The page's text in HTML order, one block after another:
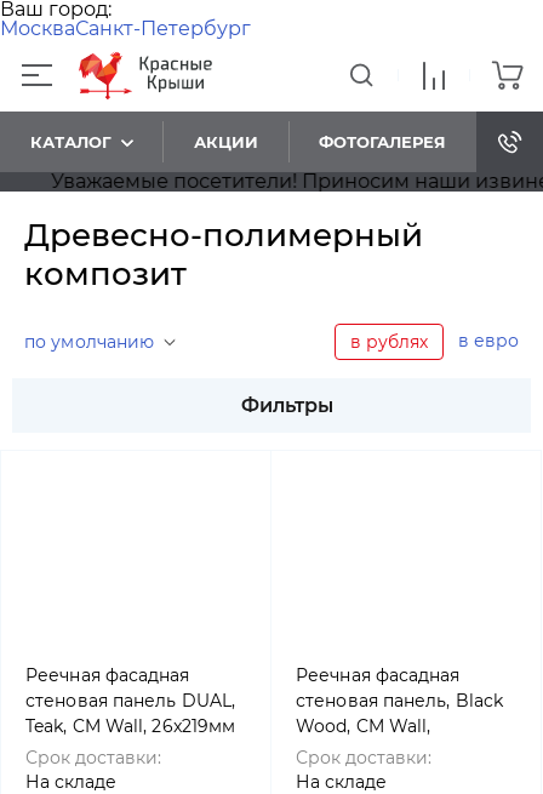
Ваш город:
МоскваСанкт-Петербург
КАТАЛОГ АКЦИИ ФОТОГАЛЕРЕЯ
Уважаемые посетители! Приносим наши
Древесно-полимерный
композит
по умолчанию в рублях в евро
Фильтры
Реечная фасадная
стеновая панель DUAL,
Teak, CM Wall, 26x219мм
Срок доставки:
На складе
Реечная фасадная
стеновая панель, Black
Wood, CM Wall,
26x219мм
Срок доставки:
На складе